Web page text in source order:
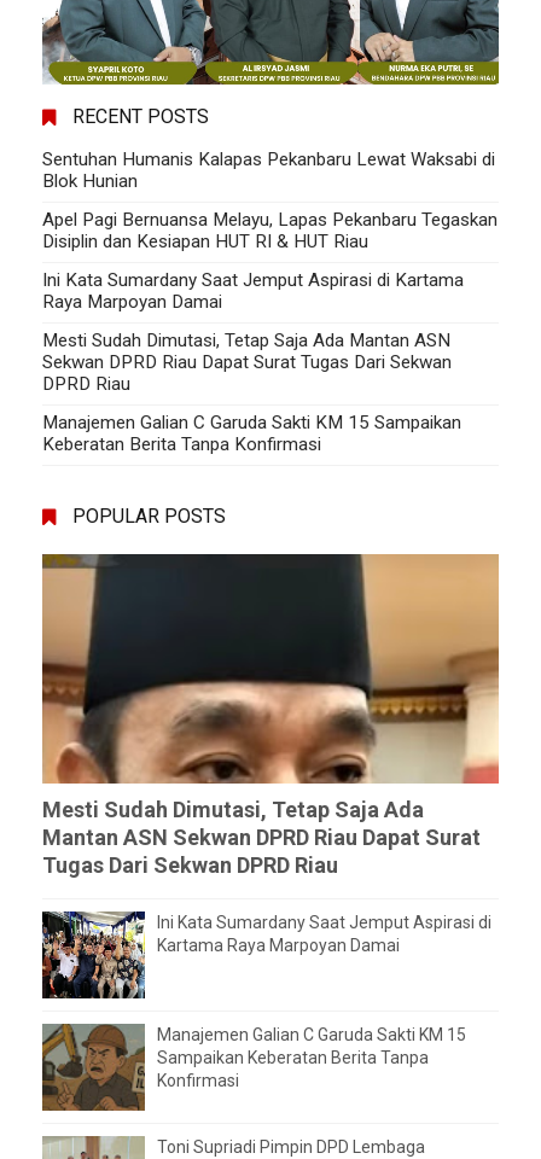
RECENT POSTS
Sentuhan Humanis Kalapas Pekanbaru Lewat Waksabi di
Blok Hunian
Apel Pagi Bernuansa Melayu, Lapas Pekanbaru Tegaskan
Disiplin dan Kesiapan HUT RI & HUT Riau
Ini Kata Sumardany Saat Jemput Aspirasi di Kartama
Raya Marpoyan Damai
Mesti Sudah Dimutasi, Tetap Saja Ada Mantan ASN
Sekwan DPRD Riau Dapat Surat Tugas Dari Sekwan
DPRD Riau
Manajemen Galian C Garuda Sakti KM 15 Sampaikan
Keberatan Berita Tanpa Konfirmasi
POPULAR POSTS
Mesti Sudah Dimutasi, Tetap Saja Ada
Mantan ASN Sekwan DPRD Riau Dapat Surat
Tugas Dari Sekwan DPRD Riau
Ini Kata Sumardany Saat Jemput Aspirasi di
Kartama Raya Marpoyan Damai
Manajemen Galian C Garuda Sakti KM 15
Sampaikan Keberatan Berita Tanpa
Konfirmasi
Toni Supriadi Pimpin DPD Lembaga